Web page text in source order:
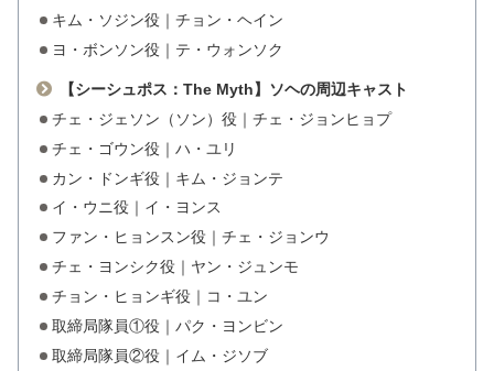
キム・ソジン役｜チョン・ヘイン
ヨ・ボンソン役｜テ・ウォンソク
【シーシュポス：The Myth】ソヘの周辺キャスト
チェ・ジェソン（ソン）役｜チェ・ジョンヒョプ
チェ・ゴウン役｜ハ・ユリ
カン・ドンギ役｜キム・ジョンテ
イ・ウニ役｜イ・ヨンス
ファン・ヒョンスン役｜チェ・ジョンウ
チェ・ヨンシク役｜ヤン・ジュンモ
チョン・ヒョンギ役｜コ・ユン
取締局隊員①役｜パク・ヨンビン
取締局隊員②役｜イム・ジソブ